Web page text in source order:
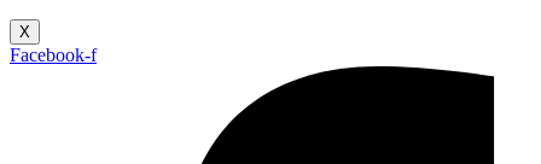
X
Facebook-f